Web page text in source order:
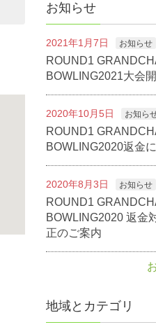
お知らせ
2021年1月7日 お知らせ
ROUND1
BOWLING2021大会
2020年10月5日 お知ら
ROUND1
BOWLING2020返金
2020年8月3日 お知らせ
ROUND1
BOWLING2020 返金
正のご案内
地域とカテゴリ